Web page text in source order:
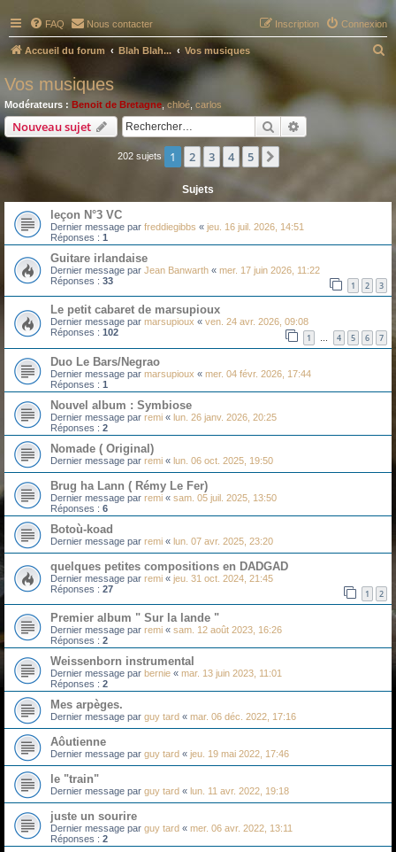
FAQ Nous contacter Connexion
Inscription
Accueil du forum Blah Blah... Vos musiques
Vos musiques
Modérateurs : Benoit de Bretagne,chloé carlos
Nouveau sujet Rechercher
202 sujets 1 2 3 4 5
Sujets
leçon N°3 VC
Dernier message par freddiegibbs « jeu. 16 juil. 2026, 14:51
Réponses : 1
Guitare irlandaise
Dernier message par Jean Banwarth « mer. 17 juin 2026, 11:22
Réponses : 33 1 2 3
Le petit cabaret de marsupioux
Dernier message par marsupioux « ven. 24 avr. 2026, 09:08
Réponses : 102 1 … 4 5 6 7
Duo Le Bars/Negrao
Dernier message par marsupioux « mer. 04 févr. 2026, 17:44
Réponses : 1
Nouvel album : Symbiose
Dernier message par remi « lun. 26 janv. 2026, 20:25
Réponses : 2
Nomade ( Original)
Dernier message par remi « lun. 06 oct. 2025, 19:50
Brug ha Lann ( Rémy Le Fer)
Dernier message par remi « sam. 05 juil. 2025, 13:50
Réponses : 6
Botoù-koad
Dernier message par remi « lun. 07 avr. 2025, 23:20
quelques petites compositions en DADGAD
Dernier message par remi « jeu. 31 oct. 2024, 21:45
Réponses : 27 1 2
Premier album " Sur la lande "
Dernier message par remi « sam. 12 août 2023, 16:26
Réponses : 2
Weissenborn instrumental
Dernier message par bernie « mar. 13 juin 2023, 11:01
Réponses : 2
Mes arpèges.
Dernier message par guy tard « mar. 06 déc. 2022, 17:16
Aôutienne
Dernier message par guy tard « jeu. 19 mai 2022, 17:46
le "train"
Dernier message par guy tard « lun. 11 avr. 2022, 19:18
juste un sourire
Dernier message par guy tard « mer. 06 avr. 2022, 13:11
Réponses : 2